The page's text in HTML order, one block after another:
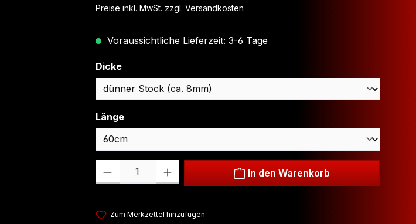
Preise inkl. MwSt. zzgl. Versandkosten
Voraussichtliche Lieferzeit: 3-6 Tage
Dickeauswählen
Längeauswählen
Produkt Anzahl: Gib den gewünschten Wert ein oder benutze die Schaltflächen
In den Warenkorb
Zum Merkzettel hinzufügen